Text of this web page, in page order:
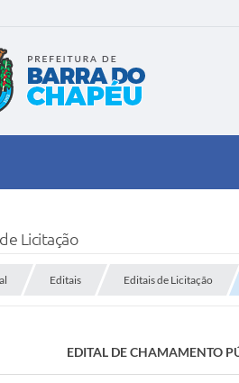
Licitação
Editais Editais de Licitação
EDITAL DE CHAMAMENTO